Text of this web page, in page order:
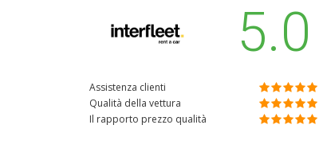
5.0
Assistenza clienti
Qualità della vettura
Il rapporto prezzo qualità